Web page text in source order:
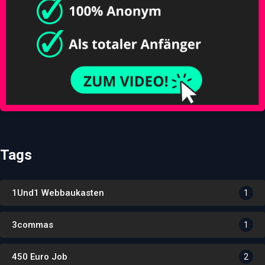
Tags
1Und1 Webbaukasten 1
3commas 1
450 Euro Job 2